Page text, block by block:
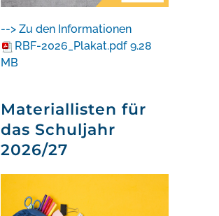
--> Zu den Informationen
RBF-2026_Plakat.pdf 9.28
MB
Materiallisten für
das Schuljahr
2026/27